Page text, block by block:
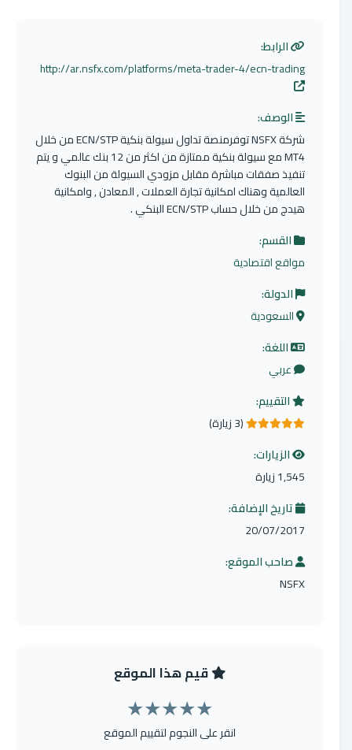
الرابط:
http://ar.nsfx.com/platforms/meta-trader-4/ecn-trading
الوصف:
شركة NSFX توفرمنصة تداول سيولة بنكية‬ ECN/STP من خلال
MT4 مع سيولة بنكية ممتازة من اكثر من 12 بنك عالمي و يتم
تنفيذ صفقات مباشرة مقابل مزودي السيولة من البنوك
العالمية وهناك امكانية تجارة العملات , المعادن , وامكانية
هيدج من خلال حساب ECN/STP البنكي .
القسم:
مواقع اقتصادية
الدولة:
السعودية
اللغة:
عربي
التقييم:
5.0 من 5 نجوم
(3 زيارة)
الزيارات:
1,545 زيارة
تاريخ الإضافة:
20/07/2017
صاحب الموقع:
NSFX
قيم هذا الموقع
★
★
★
★
★
انقر على النجوم لتقييم الموقع